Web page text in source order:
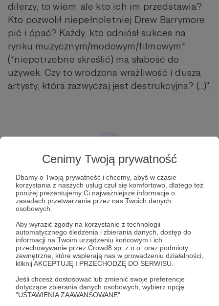
Cenimy Twoją prywatność
Dbamy o Twoją prywatność i chcemy, abyś w czasie
korzystania z naszych usług czuł się komfortowo, dlatego też
poniżej prezentujemy Ci najważniejsze informacje o
zasadach przetwarzania przez nas Twoich danych
osobowych.
Aby wyrazić zgody na korzystanie z technologii
automatycznego śledzenia i zbierania danych, dostęp do
informacji na Twoim urządzeniu końcowym i ich
przechowywanie przez Crowd8 sp. z o.o. oraz podmioty
zewnętrzne, które wspierają nas w prowadzeniu działalności,
kliknij AKCEPTUJĘ I PRZECHODZĘ DO SERWISU.
Jeśli chcesz dostosować lub zmienić swoje preferencje
dotyczące zbierania danych osobowych, wybierz opcję
"USTAWIENIA ZAAWANSOWANE".
dilerzy, to wiem, ale kto ich im przedstawia?
Kto pozwolił niepełnoletniej Drew Barrymore
pić i ćpać? Każdy, kto odniósł sukces na
rynku muzycznym/modowym/filmowym*
(*niepotrzebne skreślić) ma słabość do
używek. Czy to wrodzona wrażliwość i dusza
artysty, która zazwyczaj jest destrukcyjna? (...)".
Post dostępny tylko dla Patronów
Aby zobaczyć ten materiał musisz być zalogowany
Zostań Patronem
Zaloguj się
Bartek Fetysz felieton teksty archiwalne media
Kate Moss